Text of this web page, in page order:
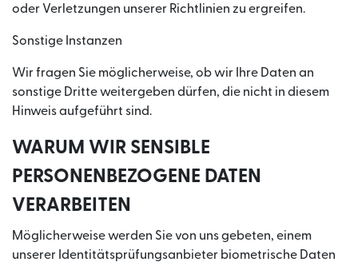
oder Verletzungen unserer Richtlinien zu ergreifen.
Sonstige Instanzen
Wir fragen Sie möglicherweise, ob wir Ihre Daten an
sonstige Dritte weitergeben dürfen, die nicht in diesem
Hinweis aufgeführt sind.
WARUM WIR SENSIBLE
PERSONENBEZOGENE DATEN
VERARBEITEN
Möglicherweise werden Sie von uns gebeten, einem
unserer Identitätsprüfungsanbieter biometrische Daten